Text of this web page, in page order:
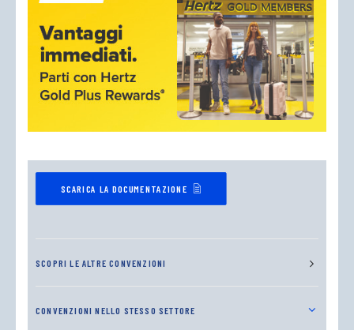
SCARICA LA DOCUMENTAZIONE
SCOPRI LE ALTRE CONVENZIONI
CONVENZIONI NELLO STESSO SETTORE